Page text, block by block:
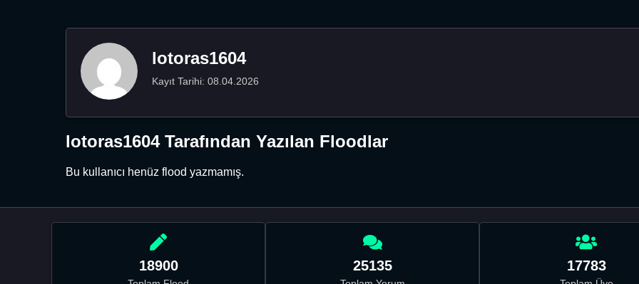
lotoras1604
Kayıt Tarihi: 08.04.2026
lotoras1604 Tarafından Yazılan Floodlar
Bu kullanıcı henüz flood yazmamış.
18900 25135 17783